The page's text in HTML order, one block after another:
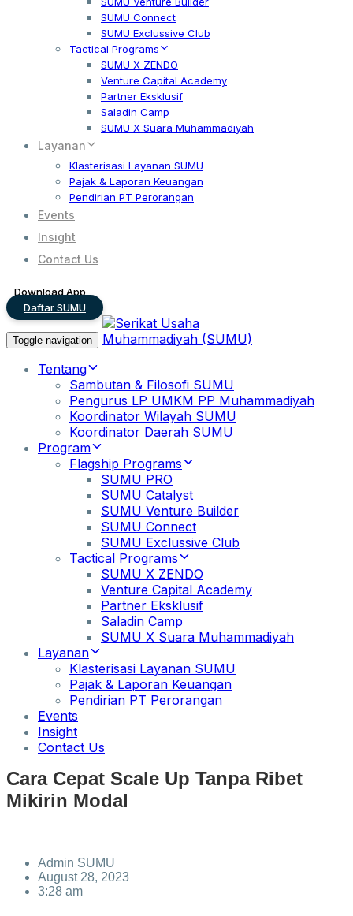
SUMU Connect
SUMU Exclussive Club
Tactical Programs
SUMU X ZENDO
Venture Capital Academy
Partner Eksklusif
Saladin Camp
SUMU X Suara Muhammadiyah
Layanan
Klasterisasi Layanan SUMU
Pajak & Laporan Keuangan
Pendirian PT Perorangan
Events
Insight
Contact Us
Download App
Daftar SUMU
Toggle navigation
Tentang
Sambutan & Filosofi SUMU
Pengurus LP UMKM PP Muhammadiyah
Koordinator Wilayah SUMU
Koordinator Daerah SUMU
Program
Flagship Programs
SUMU PRO
SUMU Catalyst
SUMU Venture Builder
SUMU Connect
SUMU Exclussive Club
Tactical Programs
SUMU X ZENDO
Venture Capital Academy
Partner Eksklusif
Saladin Camp
SUMU X Suara Muhammadiyah
Layanan
Klasterisasi Layanan SUMU
Pajak & Laporan Keuangan
Pendirian PT Perorangan
Events
Insight
Contact Us
Cara Cepat Scale Up Tanpa Ribet
Mikirin Modal
Admin SUMU
August 28, 2023
3:28 am